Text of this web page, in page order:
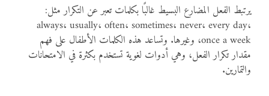
يرتبط الفعل المضارع البسيط غالبًا بكلمات تعبر عن التكرار مثل:
always، usually، often، sometimes، never، every day،
once a week، وغيرها. وتساعد هذه الكلمات الأطفال على فهم
مقدار تكرار الفعل، وهي أدوات لغوية تستخدم بكثرة في الامتحانات
والتمارين.